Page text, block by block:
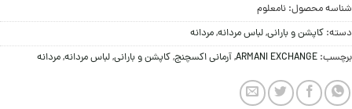
شناسه محصول: نامعلوم
دسته: کاپشن و بارانی,لباس مردانه,مردانه
برچسب: ARMANI EXCHANGE
,آرمانی اکسچنج,کاپشن و بارانی,لباس مردانه,مردانه